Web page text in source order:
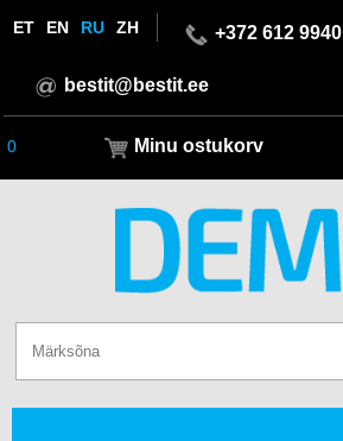
ET EN RU ZH +372 612 9940
bestit@bestit.ee
0 Minu ostukorv